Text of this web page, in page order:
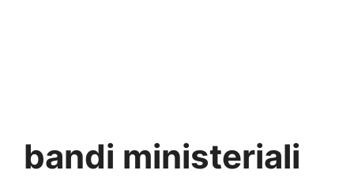
bandi ministeriali